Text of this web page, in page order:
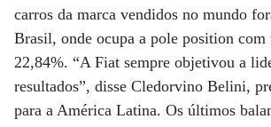
carros da marca vendidos no mundo
Brasil, onde ocupa a pole position com
22,84%. “A Fiat sempre objetivou a
resultados”, disse Cledorvino Belini,
para a América Latina. Os últimos